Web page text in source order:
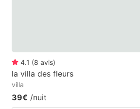
4.1 (8 avis)
la villa des fleurs
villa
39€ /nuit